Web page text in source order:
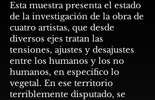
Esta muestra presenta el estado
de la investigación de la obra de
cuatro artistas, que desde
diversos ejes tratan las
tensiones, ajustes y desajustes
entre los humanos y los no
humanos, en específico lo
vegetal. En ese territorio
terriblemente disputado, se